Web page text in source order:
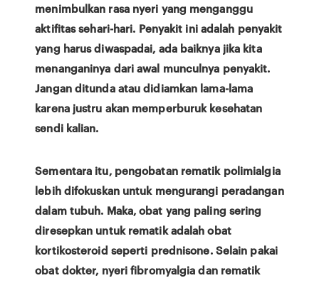
menimbulkan rasa nyeri yang menganggu
aktifitas sehari-hari. Penyakit ini adalah penyakit
yang harus diwaspadai, ada baiknya jika kita
menanganinya dari awal munculnya penyakit.
Jangan ditunda atau didiamkan lama-lama
karena justru akan memperburuk kesehatan
sendi kalian.
Sementara itu, pengobatan rematik polimialgia
lebih difokuskan untuk mengurangi peradangan
dalam tubuh. Maka, obat yang paling sering
diresepkan untuk rematik adalah obat
kortikosteroid seperti prednisone. Selain pakai
obat dokter, nyeri fibromyalgia dan rematik